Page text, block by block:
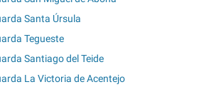
Santa Úrsula
Tegueste
Santiago del Teide
La Victoria de Acentejo